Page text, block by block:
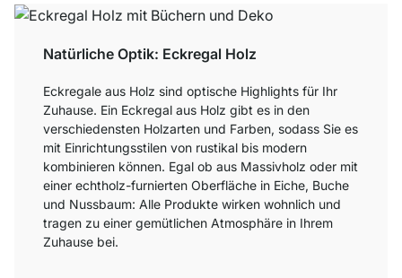
Natürliche Optik: Eckregal Holz
Eckregale aus Holz sind optische Highlights für Ihr
Zuhause. Ein Eckregal aus Holz gibt es in den
verschiedensten Holzarten und Farben, sodass Sie es
mit Einrichtungsstilen von rustikal bis modern
kombinieren können. Egal ob aus Massivholz oder mit
einer echtholz-furnierten Oberfläche in Eiche, Buche
und Nussbaum: Alle Produkte wirken wohnlich und
tragen zu einer gemütlichen Atmosphäre in Ihrem
Zuhause bei.